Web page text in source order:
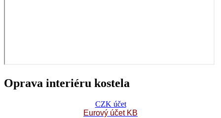
Oprava interiéru kostela
CZK účet
Eurový účet KB